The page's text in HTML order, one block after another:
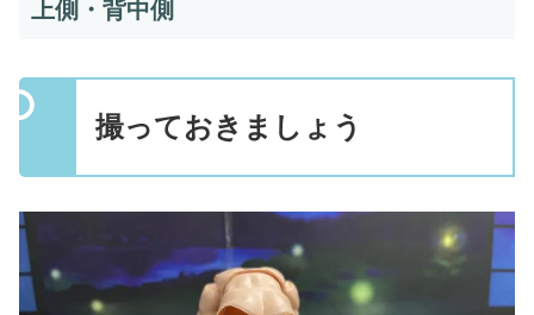
上側・背中側
撮っておきましょう